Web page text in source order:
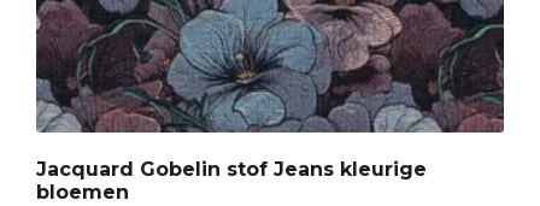
Jacquard Gobelin stof Jeans kleurige
bloemen